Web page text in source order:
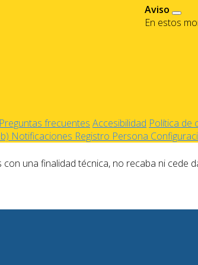
Aviso
En estos
Preguntas frecuentes Accesibilidad Política de
Notificaciones Registro Persona
una finalidad técnica, no recaba ni